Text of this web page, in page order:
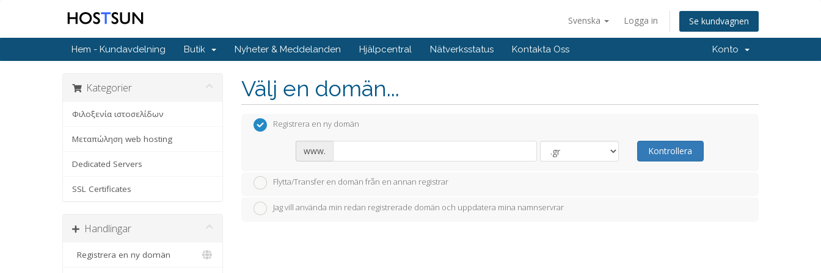
Svenska Logga in Se kundvagnen
Hem - Kundavdelning Butik Nyheter & Meddelanden Hjälpcentral Nätverksstatus Kontakta Oss Konto
Kategorier
Φιλοξενία ιστοσελίδων
Μεταπώληση web hosting
Dedicated Servers
SSL Certificates
Handlingar
Registrera en ny domän
Välj en domän...
Registrera en ny domän
www. Kontrollera
Flytta/Transfer en domän från en annan registrar
Jag vill använda min redan registrerade domän och uppdatera mina namnservrar